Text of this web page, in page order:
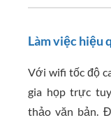
Làm việc hiệu
Với wifi tốc độ
gia họp trực
thảo văn bản.